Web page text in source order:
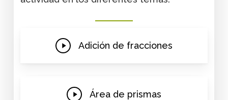
Play
Adición de fracciones
Play
Área de prismas